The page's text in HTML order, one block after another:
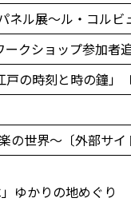
ネル展～ル・コル
ショップ参加者追
の時刻と時の鐘」
世界～〔外部サイ
ゆかりの地めぐり